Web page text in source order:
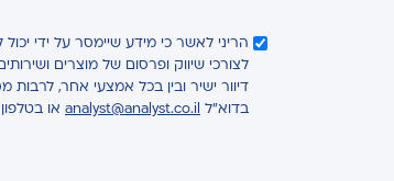
הריני לאשר כי מידע שיימסר על ידי
לצורכי שיווק ופרסום של מוצרים
דיוור ישיר ובין בכל אמצעי אחר, לרבות
בדוא"ל
analyst@analyst.co.il או בטלפון 6646*